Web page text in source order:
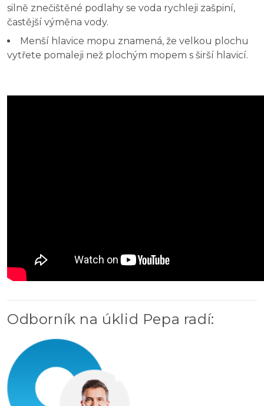
silně znečištěné podlahy se voda rychleji zašpiní,
častější výměna vody.
Menší hlavice mopu znamená, že velkou plochu
vytřete pomaleji než plochým mopem s širší hlavicí.
Odborník na úklid Pepa radí: